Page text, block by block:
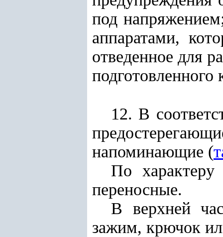
под
аппаратами,
отведенное для
12. В
напоминающие (
По
переносные.
В верхней
зажим, крючок